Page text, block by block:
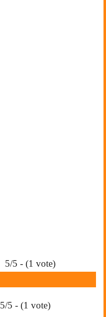
5/5 - (1 vote)
5/5 - (1 vote)